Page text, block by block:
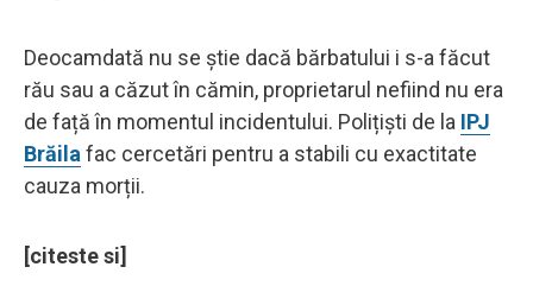
Deocamdată nu se știe dacă bărbatului i s-a făcut
rău sau a căzut în cămin, proprietarul nefiind nu era
de față în momentul incidentului. Polițiști de la IPJ
Brăila fac cercetări pentru a stabili cu exactitate
cauza morții.
[citeste si]